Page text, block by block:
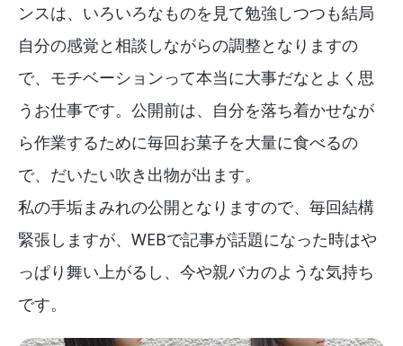
ンスは、いろいろなものを見て勉強しつつも結局
自分の感覚と相談しながらの調整となりますの
で、モチベーションって本当に大事だなとよく思
うお仕事です。公開前は、自分を落ち着かせなが
ら作業するために毎回お菓子を大量に食べるの
で、だいたい吹き出物が出ます。
私の手垢まみれの公開となりますので、毎回結構
緊張しますが、WEBで記事が話題になった時はや
っぱり舞い上がるし、今や親バカのような気持ち
です。